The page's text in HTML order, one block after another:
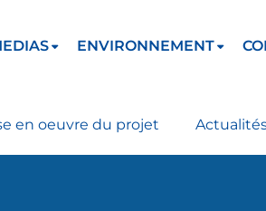
ENVIRONNEMENT
en oeuvre du projet